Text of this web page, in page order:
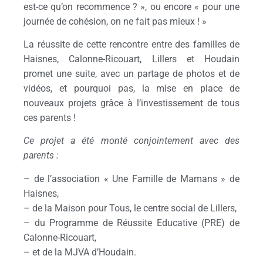
est-ce qu’on recommence ? », ou encore « pour une
journée de cohésion, on ne fait pas mieux ! »
La réussite de cette rencontre entre des familles de
Haisnes, Calonne-Ricouart, Lillers et Houdain
promet une suite, avec un partage de photos et de
vidéos, et pourquoi pas, la mise en place de
nouveaux projets grâce à l’investissement de tous
ces parents !
Ce projet a été monté conjointement avec des
parents :
– de l’association « Une Famille de Mamans » de
Haisnes,
– de la Maison pour Tous, le centre social de Lillers,
– du Programme de Réussite Educative (PRE) de
Calonne-Ricouart,
– et de la MJVA d’Houdain.